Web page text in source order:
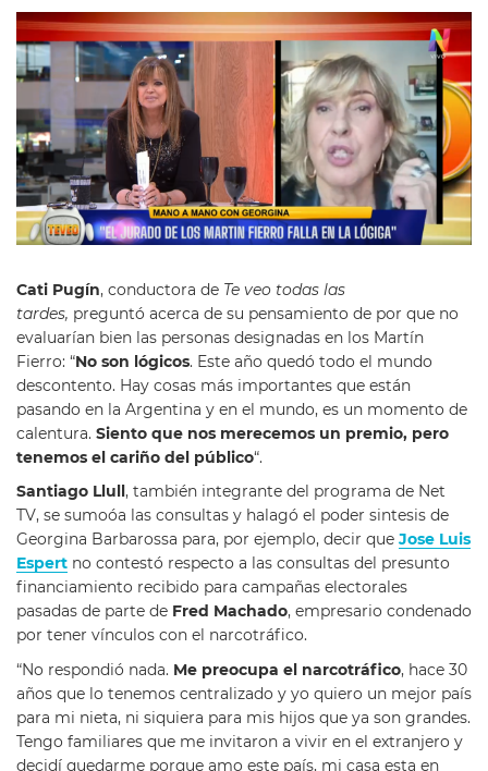
Cati Pugín, conductora de Te veo todas las
tardes, preguntó acerca de su pensamiento de por que no
evaluarían bien las personas designadas en los Martín
Fierro: “No son lógicos. Este año quedó todo el mundo
descontento. Hay cosas más importantes que están
pasando en la Argentina y en el mundo, es un momento de
calentura. Siento que nos merecemos un premio, pero
tenemos el cariño del público“.
Santiago Llull , también integrante del programa de Net
TV, se sumoóa las consultas y halagó el poder sintesis de
Georgina Barbarossa para, por ejemplo, decir que Jose Luis
Espert no contestó respecto a las consultas del presunto
financiamiento recibido para campañas electorales
pasadas de parte de Fred Machado, empresario condenado
por tener vínculos con el narcotráfico.
“No respondió nada. Me preocupa el narcotráfico, hace 30
años que lo tenemos centralizado y yo quiero un mejor país
para mi nieta, ni siquiera para mis hijos que ya son grandes.
Tengo familiares que me invitaron a vivir en el extranjero y
decidí quedarme porque amo este país, mi casa esta en